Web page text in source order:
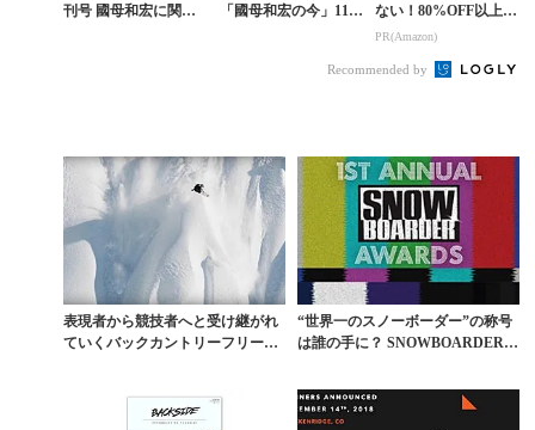
刊号 國母和宏に関連
「國母和宏の今」11月
ない！80%OFF以上が
続々登場
PR(Amazon)
Recommended by
表現者から競技者へと受け継がれ
ていくバックカントリーフリース
“世界一のスノーボーダー”の称号
は誰の手に？ SNOWBOARDER A